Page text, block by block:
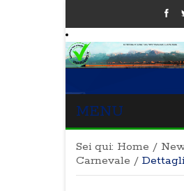
MENU
Sei qui: Home /
Carnevale /